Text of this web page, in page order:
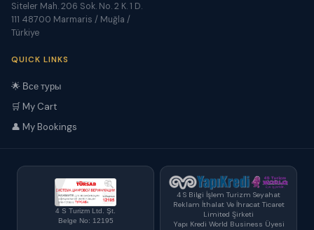
Siteler Mah. 206 Sok. No. 2 K. 1 D.
111 48700 Marmaris / Muğla /
Türkiye
QUICK LINKS
🌟 Все туры
🛒 My Cart
👤 My Bookings
4 S Turizm Ltd. Şt.
Belge No: 12195
4 S Bilgi İşlem Turizm Seyahat
Reklam İthalat Ve İhracat Ticaret
Limited Şirketi
Yapı Kredi World Business Üyesi